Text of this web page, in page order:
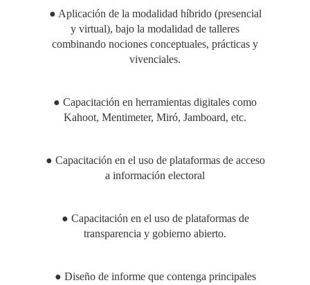
● Aplicación de la modalidad híbrido (presencial
y virtual), bajo la modalidad de talleres
combinando nociones conceptuales, prácticas y
vivenciales.
● Capacitación en herramientas digitales como
Kahoot, Mentimeter, Miró, Jamboard, etc.
● Capacitación en el uso de plataformas de acceso
a información electoral
● Capacitación en el uso de plataformas de
transparencia y gobierno abierto.
● Diseño de informe que contenga principales